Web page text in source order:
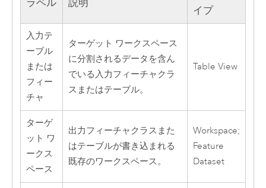
イプ
入力テ
ーブル
または
フィー
チャ
ターゲット ワークスペース
に分割されるデータを含ん
でいる入力フィーチャクラ
スまたはテーブル。
Table View
ターゲ
ット ワ
ークス
ペース
出力フィーチャクラスまた
はテーブルが書き込まれる
既存のワークスペース。
Workspace;
Feature
Dataset